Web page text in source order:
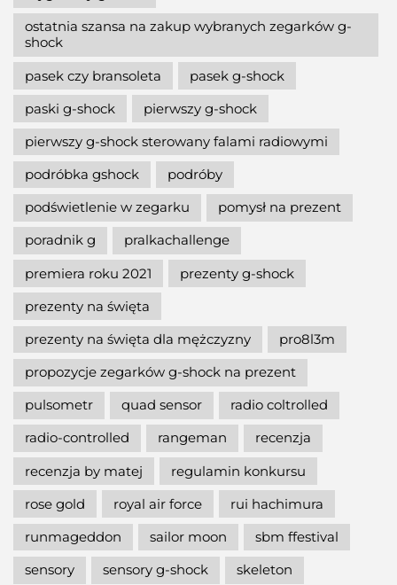
ostatnia szansa na zakup wybranych zegarków g-
shock
pasek czy bransoleta
pasek g-shock
paski g-shock
pierwszy g-shock
pierwszy g-shock sterowany falami radiowymi
podróbka gshock
podróby
podświetlenie w zegarku
pomysł na prezent
poradnik g
pralkachallenge
premiera roku 2021
prezenty g-shock
prezenty na święta
prezenty na święta dla mężczyzny
pro8l3m
propozycje zegarków g-shock na prezent
pulsometr
quad sensor
radio coltrolled
radio-controlled
rangeman
recenzja
recenzja by matej
regulamin konkursu
rose gold
royal air force
rui hachimura
runmageddon
sailor moon
sbm ffestival
sensory
sensory g-shock
skeleton